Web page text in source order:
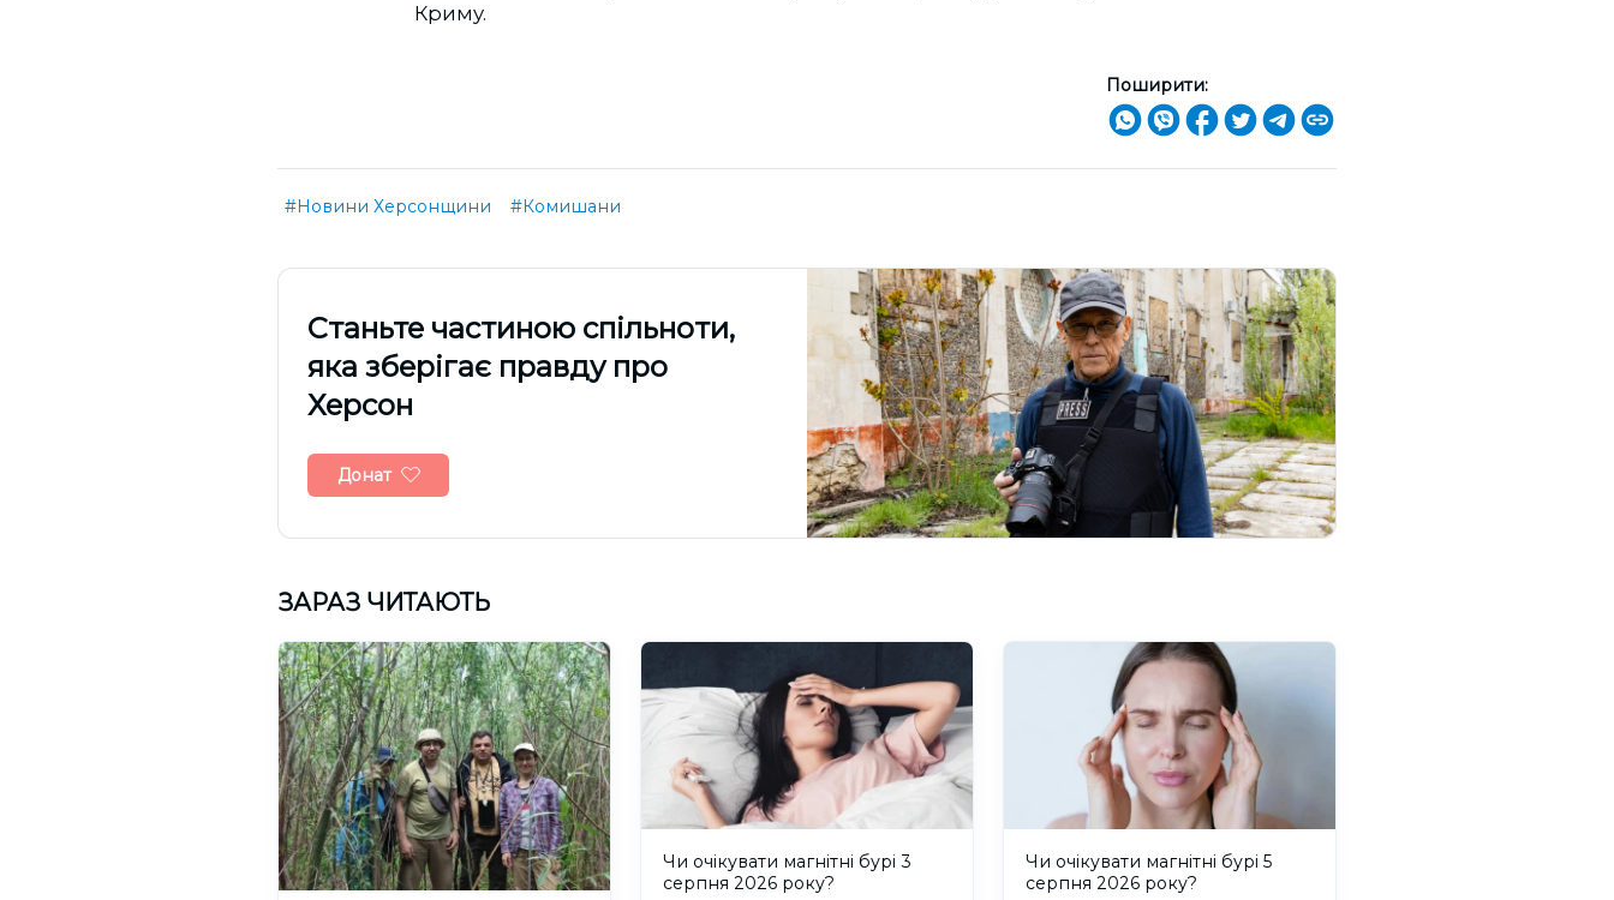
Криму.
Поширити:
#Новини Херсонщини #Комишани
Cтаньте частиною спільноти,
яка зберігає правду про
Херсон
Донат
ЗАРАЗ ЧИТАЮТЬ
Чи очікувати магнітні бурі 3
серпня 2026 року?
Чи очікувати магнітні бурі 5
серпня 2026 року?